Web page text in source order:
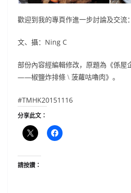
歡迎到我的專頁作進一步討論及交流：
文、攝：Ning C
部份內容經編輯修改，原題為《係屋
——椒鹽炸排條 \ 菠蘿咕嚕肉》。
#TMHK20151116
分享此文：
請按讚：